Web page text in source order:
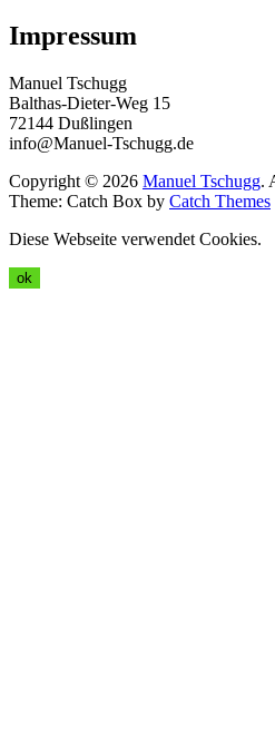
Impressum
Manuel Tschugg
Balthas-Dieter-Weg 15
72144 Dußlingen
info@Manuel-Tschugg.de
Copyright © 2026 Manuel Tschugg.
Theme: Catch Box by Catch Themes
Diese Webseite verwendet Cookies.